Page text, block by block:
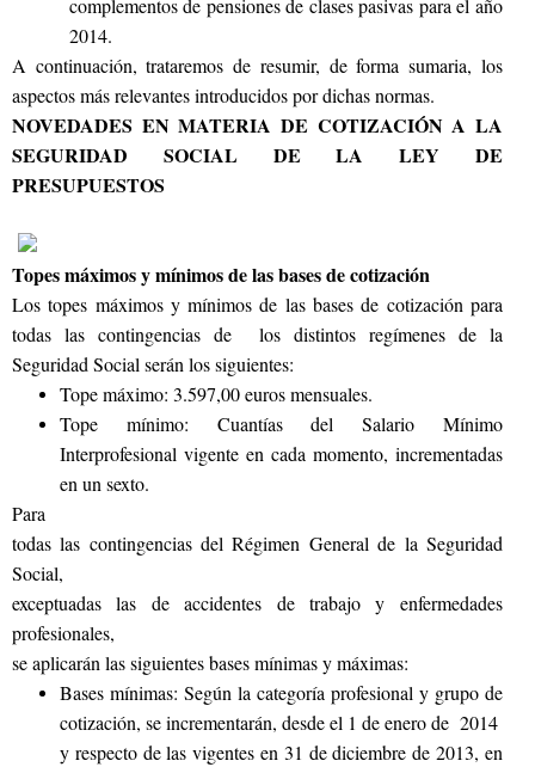
complementos de pensiones de clases pasivas para el año
2014.
A continuación, trataremos de resumir, de forma sumaria, los
aspectos más relevantes introducidos por dichas normas.
NOVEDADES EN MATERIA DE COTIZACIÓN A LA
SEGURIDAD SOCIAL DE LA LEY DE
PRESUPUESTOS
Topes máximos y mínimos de las bases de cotización
Los topes máximos y mínimos de las bases de cotización para
todas las contingencias de los distintos regímenes de la
Seguridad Social serán los siguientes:
Tope máximo: 3.597,00 euros mensuales.
Tope mínimo: Cuantías del Salario Mínimo
Interprofesional vigente en cada momento, incrementadas
en un sexto.
Para
todas las contingencias del Régimen General de la Seguridad
Social,
exceptuadas las de accidentes de trabajo y enfermedades
profesionales,
se aplicarán las siguientes bases mínimas y máximas:
Bases mínimas: Según la categoría profesional y grupo de
cotización, se incrementarán, desde el 1 de enero de 2014
y respecto de las vigentes en 31 de diciembre de 2013, en